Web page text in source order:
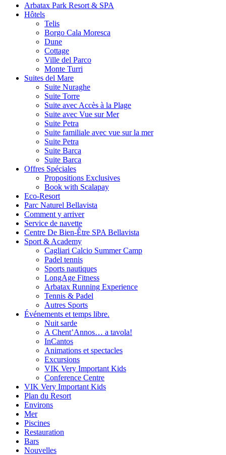
Arbatax Park Resort & SPA
Hôtels
Telis
Borgo Cala Moresca
Dune
Cottage
Ville del Parco
Monte Turri
Suites del Mare
Suite Nuraghe
Suite Torre
Suite avec Accès à la Plage
Suite avec Vue sur Mer
Suite Petra
Suite familiale avec vue sur la mer
Suite Petra
Suite Barca
Suite Barca
Offres Spéciales
Propositions Exclusives
Book with Scalapay
Eco-Resort
Parc Naturel Bellavista
Comment y arriver
Service de navette
Centre De Bien-Être SPA Bellavista
Sport & Academy
Cagliari Calcio Summer Camp
Padel tennis
Sports nautiques
LongAge Fitness
Arbatax Running Experience
Tennis & Padel
Autres Sports
Événements et temps libre.
Nuit sarde
A Chent’Annos… a tavola!
InCantos
Animations et spectacles
Excursions
VIK Very Important Kids
Conference Centre
VIK Very Important Kids
Plan du Resort
Environs
Mer
Piscines
Restauration
Bars
Nouvelles